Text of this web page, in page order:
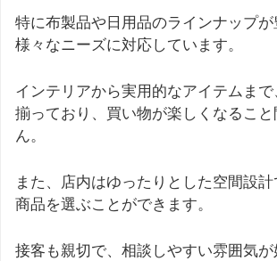
特に布製品や日用品のラインナップ
様々なニーズに対応しています。
インテリアから実用的なアイテムま
揃っており、買い物が楽しくなるこ
ん。
また、店内はゆったりとした空間設
商品を選ぶことができます。
接客も親切で、相談しやすい雰囲気が